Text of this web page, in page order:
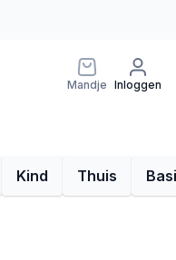
Mandje Inloggen
Kind Thuis